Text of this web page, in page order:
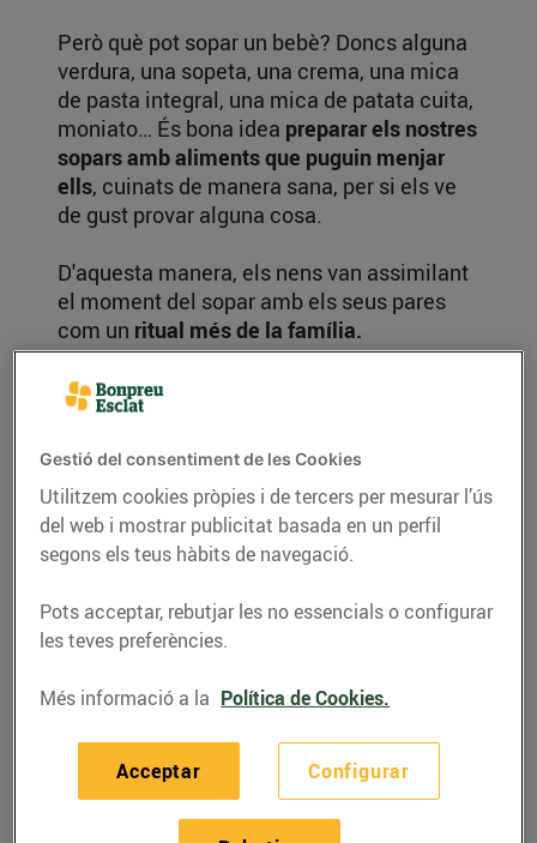
Però què pot sopar un bebè? Doncs alguna
verdura, una sopeta, una crema, una mica
de pasta integral, una mica de patata cuita,
moniato… És bona idea preparar els nostres
sopars amb aliments que puguin menjar
ells, cuinats de manera sana, per si els ve
de gust provar alguna cosa.
D'aquesta manera, els nens van assimilant
el moment del sopar amb els seus pares
com un ritual més de la família.
En el cas dels bebès,
amb les proteïnes, sobretot en horari
són massa madurs per a processar-les.
Però si al llarg del dia no les han pres, no
passa res perquè sopin algun aliment que
les contingui.
I si el teu bebè al principi no sopa molt, no
et preocupis.Els sopars no són
d'alimentació principal continuï sent la llet
El bebè s'enfada!
Gestió del consentiment de les Cookies
Utilitzem cookies pròpies i de tercers per mesurar l’ús
del web i mostrar publicitat basada en un perfil
segons els teus hàbits de navegació.
Pots acceptar, rebutjar les no essencials o configurar
les teves preferències.
Més informació a la Política de Cookies.
Configurar
Acceptar